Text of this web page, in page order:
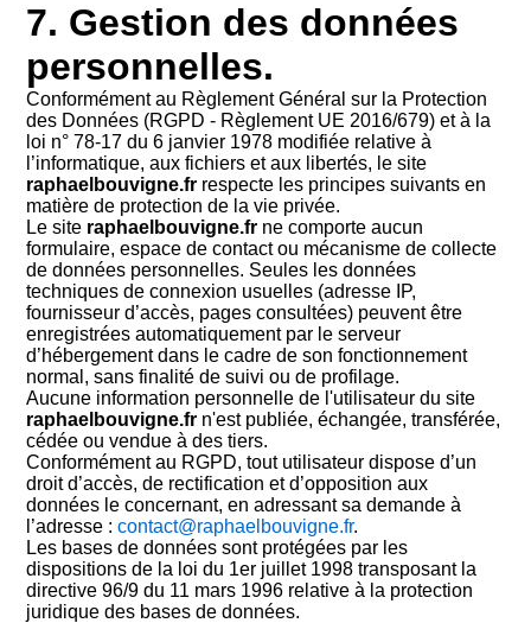
7. Gestion des données
personnelles.
Conformément au Règlement Général sur la Protection
des Données (RGPD - Règlement UE 2016/679) et à la
loi n° 78-17 du 6 janvier 1978 modifiée relative à
l’informatique, aux fichiers et aux libertés, le site
raphaelbouvigne.fr respecte les principes suivants en
matière de protection de la vie privée.
Le site raphaelbouvigne.fr ne comporte aucun
formulaire, espace de contact ou mécanisme de collecte
de données personnelles. Seules les données
techniques de connexion usuelles (adresse IP,
fournisseur d’accès, pages consultées) peuvent être
enregistrées automatiquement par le serveur
d’hébergement dans le cadre de son fonctionnement
normal, sans finalité de suivi ou de profilage.
Aucune information personnelle de l'utilisateur du site
raphaelbouvigne.fr n'est publiée, échangée, transférée,
cédée ou vendue à des tiers.
Conformément au RGPD, tout utilisateur dispose d’un
droit d’accès, de rectification et d’opposition aux
données le concernant, en adressant sa demande à
l’adresse :contact@raphaelbouvigne.fr.
Les bases de données sont protégées par les
dispositions de la loi du 1er juillet 1998 transposant la
directive 96/9 du 11 mars 1996 relative à la protection
juridique des bases de données.